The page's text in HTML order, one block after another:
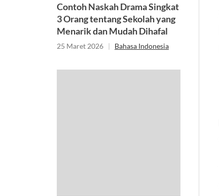
Contoh Naskah Drama Singkat
3 Orang tentang Sekolah yang
Menarik dan Mudah Dihafal
25 Maret 2026 | Bahasa Indonesia